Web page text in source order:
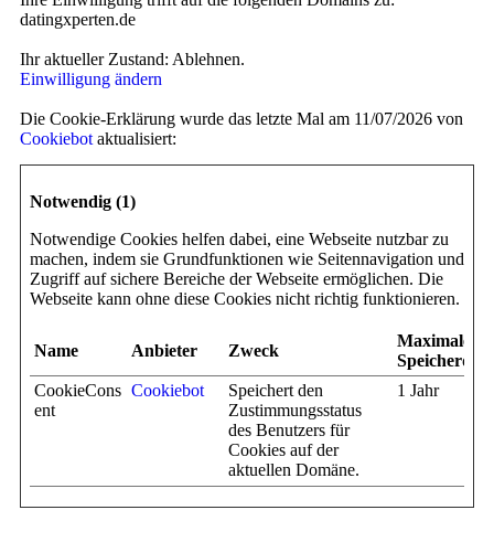
datingxperten.de
Ihr aktueller Zustand: Ablehnen.
Einwilligung ändern
Die Cookie-Erklärung wurde das letzte Mal am 11/07/2026 von
Cookiebot aktualisiert:
Notwendig (1)
Notwendige Cookies helfen dabei, eine Webseite nutzbar zu
machen, indem sie Grundfunktionen wie Seitennavigation und
Zugriff auf sichere Bereiche der Webseite ermöglichen. Die
Webseite kann ohne diese Cookies nicht richtig funktionieren.
Name Anbieter Zweck
Maximale
CookieCons
ent
Cookiebot
Speichert den
Zustimmungsstatus
des Benutzers für
Cookies auf der
aktuellen Domäne.
1 Jahr